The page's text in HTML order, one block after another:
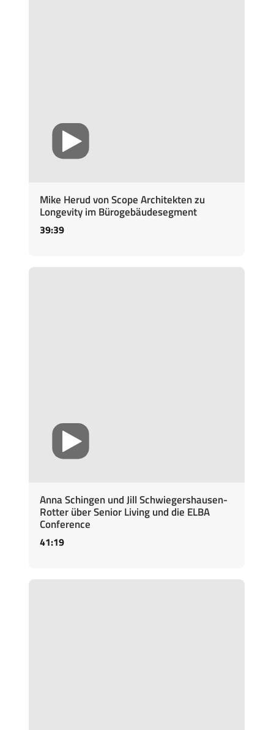
Mike Herud von Scope Architekten zu
Longevity im Bürogebäudesegment
39:39
Anna Schingen und Jill Schwiegershausen-
Rotter über Senior Living und die ELBA
Conference
41:19